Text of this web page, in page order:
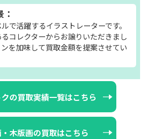
で活躍するイラストレーターです。
コレクターからお譲りいただきまし
を加味して買取金額を提案させてい
の買取実績一覧はこちら
木版画の買取はこちら